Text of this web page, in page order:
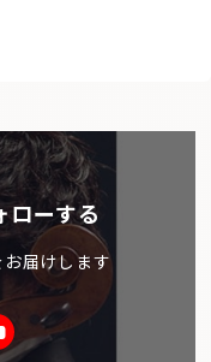
ローする
届けします